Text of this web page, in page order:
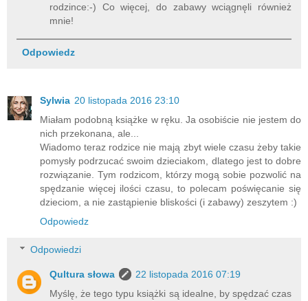
rodzince:-) Co więcej, do zabawy wciągnęli również
mnie!
Odpowiedz
Sylwia 20 listopada 2016 23:10
Miałam podobną książke w ręku. Ja osobiście nie jestem do
nich przekonana, ale...
Wiadomo teraz rodzice nie mają zbyt wiele czasu żeby takie
pomysły podrzucać swoim dzieciakom, dlatego jest to dobre
rozwiązanie. Tym rodzicom, którzy mogą sobie pozwolić na
spędzanie więcej ilości czasu, to polecam poświęcanie się
dzieciom, a nie zastąpienie bliskości (i zabawy) zeszytem :)
Odpowiedz
Odpowiedzi
Qultura słowa
22 listopada 2016 07:19
Myślę, że tego typu książki są idealne, by spędzać czas